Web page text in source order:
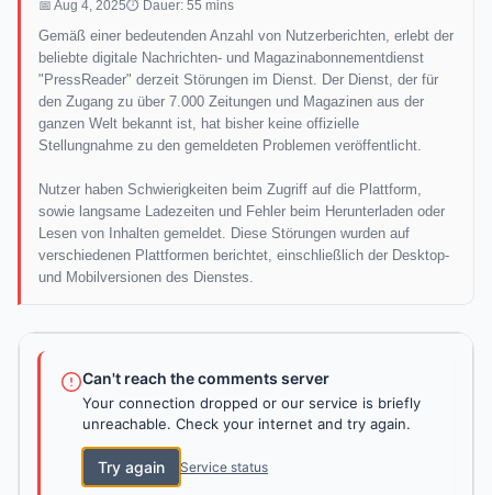
📅 Aug 4, 2025⏱ Dauer: 55 mins
Gemäß einer bedeutenden Anzahl von Nutzerberichten, erlebt der
beliebte digitale Nachrichten- und Magazinabonnementdienst
"PressReader" derzeit Störungen im Dienst. Der Dienst, der für
den Zugang zu über 7.000 Zeitungen und Magazinen aus der
ganzen Welt bekannt ist, hat bisher keine offizielle
Stellungnahme zu den gemeldeten Problemen veröffentlicht.
Nutzer haben Schwierigkeiten beim Zugriff auf die Plattform,
sowie langsame Ladezeiten und Fehler beim Herunterladen oder
Lesen von Inhalten gemeldet. Diese Störungen wurden auf
verschiedenen Plattformen berichtet, einschließlich der Desktop-
und Mobilversionen des Dienstes.
Can't reach the comments server
Your connection dropped or our service is briefly
unreachable. Check your internet and try again.
Try again Service status